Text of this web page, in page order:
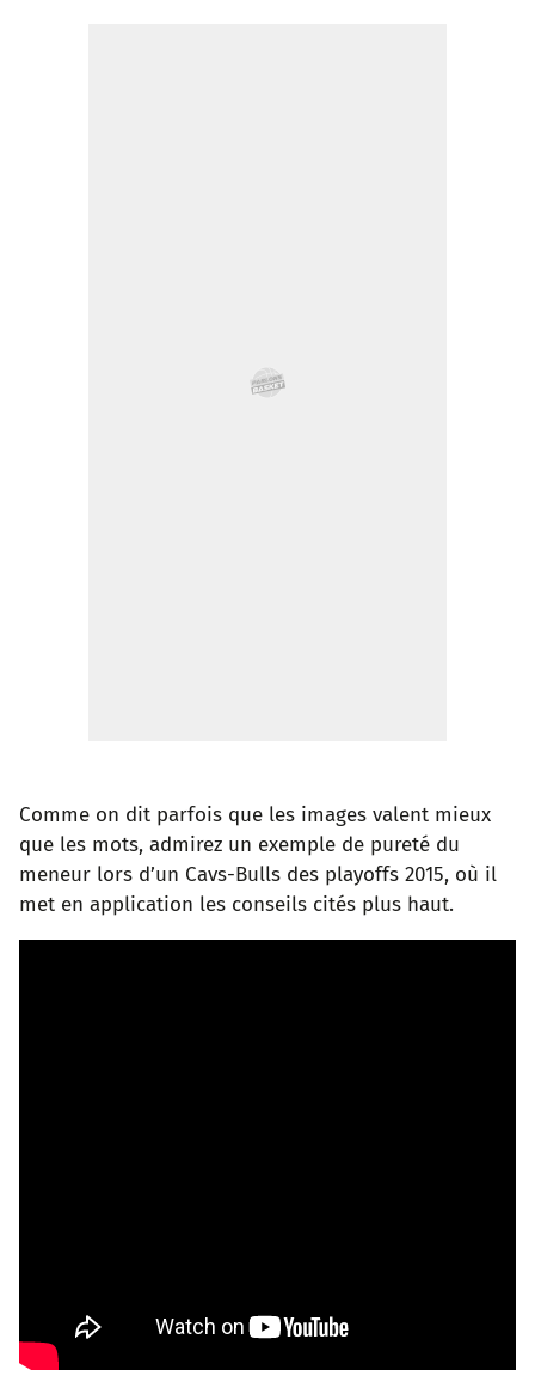
Comme on dit parfois que les images valent mieux
que les mots, admirez un exemple de pureté du
meneur lors d’un Cavs-Bulls des playoffs 2015, où il
met en application les conseils cités plus haut.